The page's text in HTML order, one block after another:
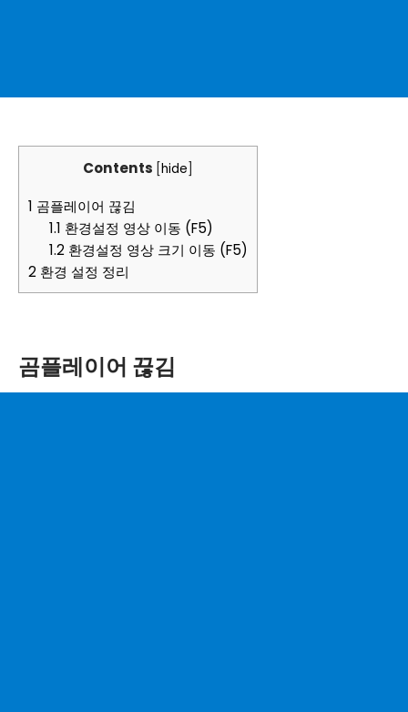
Contents [hide]
1 곰플레이어 끊김
1.1 환경설정 영상 이동 (F5)
1.2환경설정 영상 크기 이동 (F5)
2 환경 설정 정리
곰플레이어 끊김